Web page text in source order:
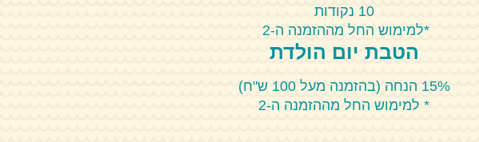
10 נקודות
*למימוש החל מההזמנה ה-2
הטבת יום הולדת
15% הנחה (בהזמנה מעל 100 ש"ח)
* למימוש החל מההזמנה ה-2